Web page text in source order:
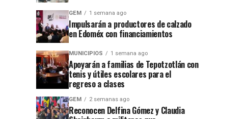
GEM 1 semana ago
Impulsarán a productores de calzado
en Edoméx con financiamientos
MUNICIPIOS 1 semana ago
Apoyarán a familias de Tepotzotlán con
tenis y útiles escolares para el
regreso a clases
GEM 2 semanas ago
Reconocen Delfina Gómez y Claudia